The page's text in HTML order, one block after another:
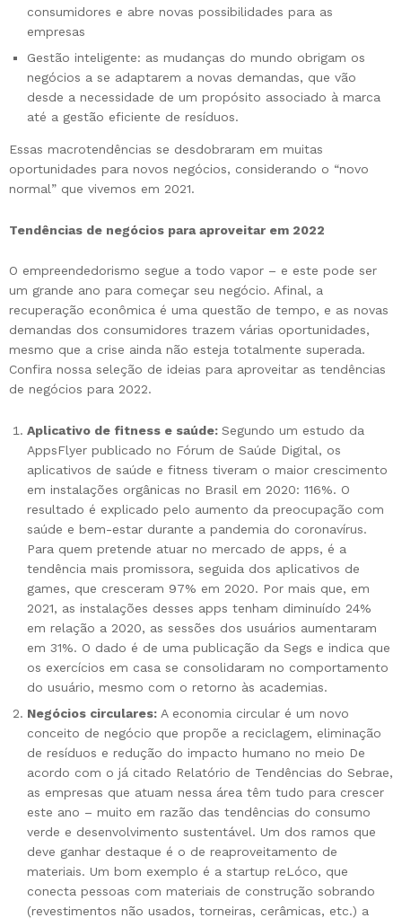
consumidores e abre novas possibilidades para as
empresas
Gestão inteligente: as mudanças do mundo obrigam os
negócios a se adaptarem a novas demandas, que vão
desde a necessidade de um propósito associado à marca
até a gestão eficiente de resíduos.
Essas macrotendências se desdobraram em muitas
oportunidades para novos negócios, considerando o “novo
normal” que vivemos em 2021.
Tendências de negócios para aproveitar em 2022
O empreendedorismo segue a todo vapor – e este pode ser
um grande ano para começar seu negócio. Afinal, a
recuperação econômica é uma questão de tempo, e as novas
demandas dos consumidores trazem várias oportunidades,
mesmo que a crise ainda não esteja totalmente superada.
Confira nossa seleção de ideias para aproveitar as tendências
de negócios para 2022.
Aplicativo de fitness e saúde: Segundo um estudo da
AppsFlyer publicado no Fórum de Saúde Digital, os
aplicativos de saúde e fitness tiveram o maior crescimento
em instalações orgânicas no Brasil em 2020: 116%. O
resultado é explicado pelo aumento da preocupação com
saúde e bem-estar durante a pandemia do coronavírus.
Para quem pretende atuar no mercado de apps, é a
tendência mais promissora, seguida dos aplicativos de
games, que cresceram 97% em 2020. Por mais que, em
2021, as instalações desses apps tenham diminuído 24%
em relação a 2020, as sessões dos usuários aumentaram
em 31%. O dado é de uma publicação da Segs e indica que
os exercícios em casa se consolidaram no comportamento
do usuário, mesmo com o retorno às academias.
Negócios circulares: A economia circular é um novo
conceito de negócio que propõe a reciclagem, eliminação
de resíduos e redução do impacto humano no meio De
acordo com o já citado Relatório de Tendências do Sebrae,
as empresas que atuam nessa área têm tudo para crescer
este ano – muito em razão das tendências do consumo
verde e desenvolvimento sustentável. Um dos ramos que
deve ganhar destaque é o de reaproveitamento de
materiais. Um bom exemplo é a startup reLóco, que
conecta pessoas com materiais de construção sobrando
(revestimentos não usados, torneiras, cerâmicas, etc.) a